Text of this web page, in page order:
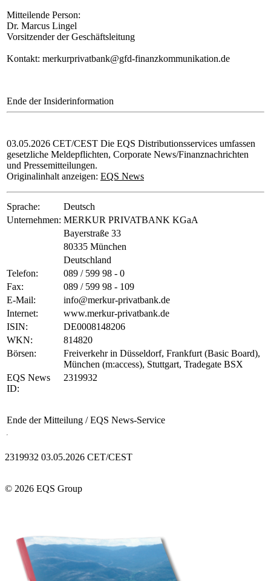
Mitteilende Person:
Dr. Marcus Lingel
Vorsitzender der Geschäftsleitung
Kontakt: merkurprivatbank@gfd-finanzkommunikation.de
Ende der Insiderinformation
03.05.2026 CET/CEST Die EQS Distributionsservices umfassen
gesetzliche Meldepflichten, Corporate News/Finanznachrichten
und Pressemitteilungen.
Originalinhalt anzeigen: EQS News
Sprache:
Deutsch
Unternehmen: MERKUR PRIVATBANK KGaA
Bayerstraße 33
80335 München
Deutschland
Telefon:
089 / 599 98 - 0
Fax:
089 / 599 98 - 109
E-Mail:
info@merkur-privatbank.de
Internet:
www.merkur-privatbank.de
ISIN:
DE0008148206
WKN:
814820
Börsen:
Freiverkehr in Düsseldorf, Frankfurt (Basic Board),
München (m:access), Stuttgart, Tradegate BSX
EQS News
ID:
2319932
Ende der Mitteilung / EQS News-Service
2319932 03.05.2026 CET/CEST
© 2026 EQS Group